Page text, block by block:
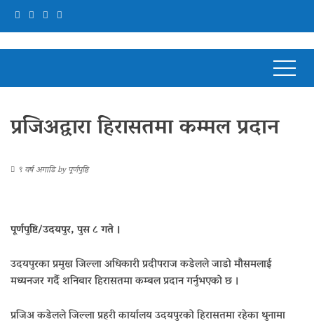
प्रजिअद्वारा हिरासतमा कम्मल प्रदान
९ वर्ष अगाडिbyपूर्णपुष्टि
पूर्णपुष्टि/उदयपुर, पुस ८ गते ।
उदयपुरका प्रमुख जिल्ला अधिकारी प्रदीपराज कडेलले जाडो मौसमलाई
मध्यनजर गर्दै शनिबार हिरासतमा कम्बल प्रदान गर्नुभएको छ ।
प्रजिअ कडेलले जिल्ला प्रहरी कार्यालय उदयपुरको हिरासतमा रहेका थुनामा